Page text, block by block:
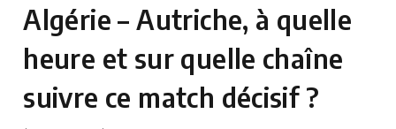
Algérie – Autriche, à quelle
heure et sur quelle chaîne
suivre ce match décisif ?